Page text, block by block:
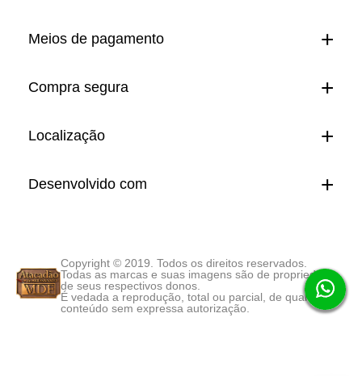
Meios de pagamento
Compra segura
Localização
Desenvolvido com
Copyright © 2019. Todos os direitos reservados.
Todas as marcas e suas imagens são de propriedade
de seus respectivos donos.
É vedada a reprodução, total ou parcial, de qualquer
conteúdo sem expressa autorização.